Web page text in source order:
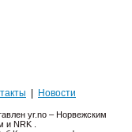
Новости
yr.no – Норвежским
и NRK